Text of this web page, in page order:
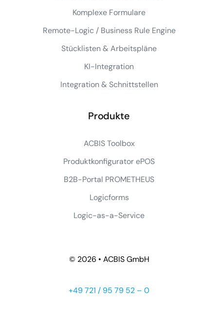
Komplexe Formulare
Remote-Logic / Business Rule Engine
Stücklisten & Arbeitspläne
KI-Integration
Integration & Schnittstellen
Produkte
ACBIS Toolbox
Produktkonfigurator ePOS
B2B-Portal PROMETHEUS
Logicforms
Logic-as-a-Service
© 2026 • ACBIS GmbH
+49 721 / 95 79 52 – 0